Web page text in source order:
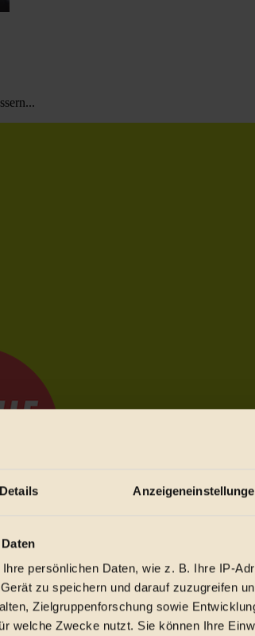
Details
persönlichen Daten, wie z. B. Ihre IP-
zu speichern und darauf zuzugreifen
Zielgruppenforschung sowie
welche Zwecke nutzt. Sie können Ihre
festzuhalten.